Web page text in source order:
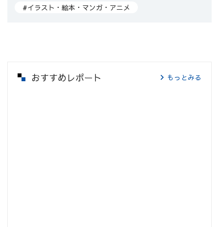
#イラスト・絵本・マンガ・アニメ
おすすめレポート もっとみる